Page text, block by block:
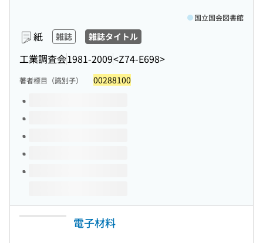
紙 雑誌 雑誌タイトル
工業調査会1981-2009<Z74-E698>
国立国会図書館
著者標目（識別子） 00288100
このタイトルの巻号
電子材料